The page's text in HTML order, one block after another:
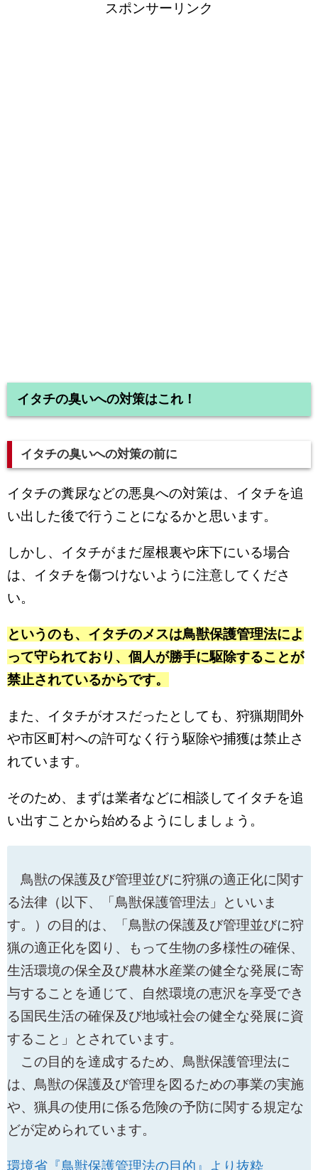
スポンサーリンク
イタチの臭いへの対策はこれ！
イタチの臭いへの対策の前に
イタチの糞尿などの悪臭への対策は、イタチを追
い出した後で行うことになるかと思います。
しかし、イタチがまだ屋根裏や床下にいる場合
は、イタチを傷つけないように注意してくださ
い。
というのも、イタチのメスは鳥獣保護管理法によ
って守られており、個人が勝手に駆除することが
禁止されているからです。
また、イタチがオスだったとしても、狩猟期間外
や市区町村への許可なく行う駆除や捕獲は禁止さ
れています。
そのため、まずは業者などに相談してイタチを追
い出すことから始めるようにしましょう。
鳥獣の保護及び管理並びに狩猟の適正化に関す
る法律（以下、「鳥獣保護管理法」といいま
す。）の目的は、「鳥獣の保護及び管理並びに狩
猟の適正化を図り、もって生物の多様性の確保、
生活環境の保全及び農林水産業の健全な発展に寄
与することを通じて、自然環境の恵沢を享受でき
る国民生活の確保及び地域社会の健全な発展に資
すること」とされています。
この目的を達成するため、鳥獣保護管理法に
は、鳥獣の保護及び管理を図るための事業の実施
や、猟具の使用に係る危険の予防に関する規定な
どが定められています。
環境省『鳥獣保護管理法の目的』より抜粋